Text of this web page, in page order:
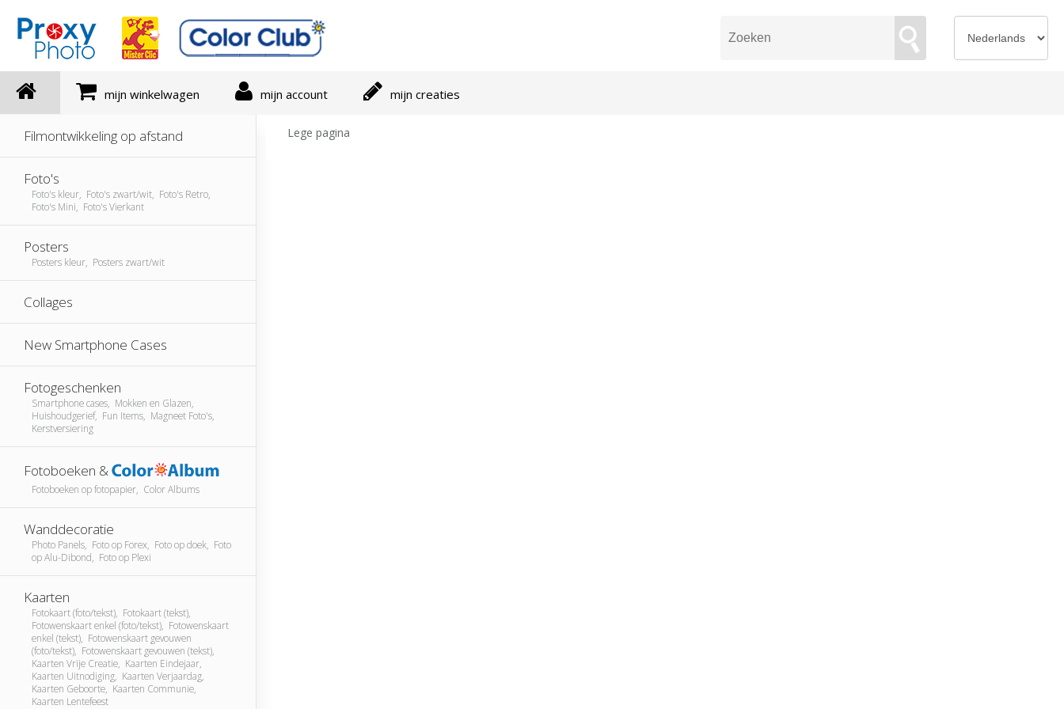
mijn winkelwagen mijn account mijn creaties
Filmontwikkeling op afstand
Foto's
Foto's kleur, Foto's zwart/wit, Foto's Retro,
Foto's Mini, Foto's Vierkant
Posters
Posters kleur, Posters zwart/wit
Collages
New Smartphone Cases
Fotogeschenken
Smartphone cases, Mokken en Glazen,
Huishoudgerief, Fun Items, Magneet Foto's,
Kerstversiering
Fotoboeken &
Fotoboeken op fotopapier, Color Albums
Wanddecoratie
Photo Panels, Foto op Forex, Foto op doek, Foto
op Alu-Dibond, Foto op Plexi
Kaarten
Fotokaart (foto/tekst), Fotokaart (tekst),
Fotowenskaart enkel (foto/tekst), Fotowenskaart
enkel (tekst), Fotowenskaart gevouwen
(foto/tekst), Fotowenskaart gevouwen (tekst),
Kaarten Vrije Creatie, Kaarten Eindejaar,
Kaarten Uitnodiging, Kaarten Verjaardag,
Kaarten Geboorte, Kaarten Communie,
Kaarten Lentefeest
Lege pagina